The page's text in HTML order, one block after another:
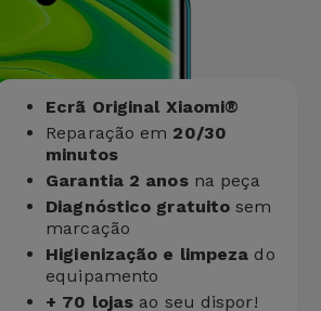
Ecrã Original Xiaomi®
Reparação em 20/30
minutos
Garantia 2 anosna peça
Diagnóstico gratuito sem
marcação
Higienização e limpeza do
equipamento
+ 70 lojas ao seu dispor!